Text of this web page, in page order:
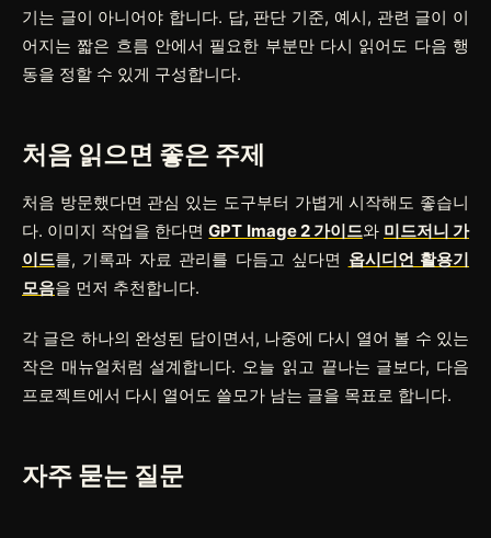
기는 글이 아니어야 합니다. 답, 판단 기준, 예시, 관련 글이 이
어지는 짧은 흐름 안에서 필요한 부분만 다시 읽어도 다음 행
동을 정할 수 있게 구성합니다.
처음 읽으면 좋은 주제
처음 방문했다면 관심 있는 도구부터 가볍게 시작해도 좋습니
다. 이미지 작업을 한다면GPT Image 2 가이드와 미드저니 가
이드를, 기록과 자료 관리를 다듬고 싶다면 옵시디언 활용기
모음을 먼저 추천합니다.
각 글은 하나의 완성된 답이면서, 나중에 다시 열어 볼 수 있는
작은 매뉴얼처럼 설계합니다. 오늘 읽고 끝나는 글보다, 다음
프로젝트에서 다시 열어도 쓸모가 남는 글을 목표로 합니다.
자주 묻는 질문